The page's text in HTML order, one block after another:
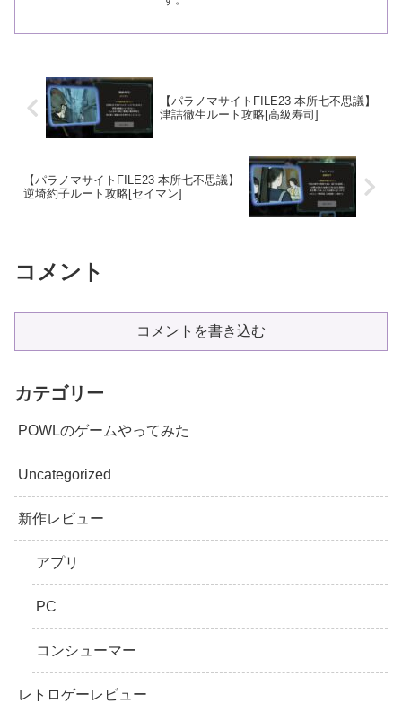
【パラノマサイトFILE23 本所七不思議】
津詰徹生ルート攻略[高級寿司]
【パラノマサイトFILE23 本所七不思議】
逆埼約子ルート攻略[セイマン]
コメント
コメントを書き込む
カテゴリー
POWLのゲームやってみた
Uncategorized
新作レビュー
アプリ
PC
コンシューマー
レトロゲーレビュー